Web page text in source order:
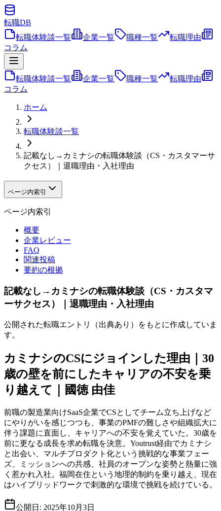
転職DB
転職体験談一覧
企業一覧 職種一覧
転職理由
コラム
転職体験談一覧 企業一覧 職種一覧
転職理由
コラム
ホーム
転職体験談一覧
記載なし→カミナシの転職体験談（CS・カスタマーサ
クセス）｜退職理由・入社理由
ページ内索引
ページ内索引
概要
企業レビュー
FAQ
関連投稿
要約の根拠
記載なし→カミナシの転職体験談（CS・カスタマ
ーサクセス）｜退職理由・入社理由
公開された転職エントリ（出典あり）をもとに作成していま
す。
カミナシのCSにジョインした理由｜30
歳の壁を前にしたキャリアの不安を乗
り越えて｜國徳 由佳
前職の製造業向けSaaS企業でCSとしてチーム立ち上げなど
にやりがいを感じつつも、事業のPMFの難しさや組織拡大に
伴う課題に直面し、キャリアへの不安を覚えていた。30歳を
前に更なる成長を求め転職を決意。Youtrust経由でカミナシ
と出会い、マルチプロダクト化という挑戦的な事業フェー
ズ、ミッションへの共感、社員のオープンな姿勢と熱量に強
く惹かれ入社。福岡在住という地理的制約を乗り越え、現在
はハイブリッドワークで刺激的な環境で挑戦を続けている。
公開日: 2025年10月3日